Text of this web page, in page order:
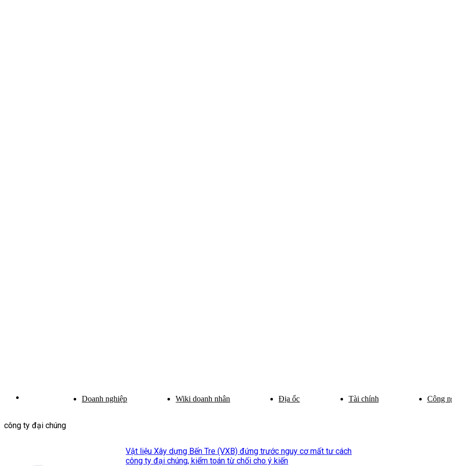
Doanh nghiệp Wiki doanh nhân Địa ốc Tài chính Công
công ty đại chúng
Vật liệu Xây dựng Bến Tre (VXB) đứng trước nguy cơ mất tư cách
công ty đại chúng, kiểm toán từ chối cho ý kiến